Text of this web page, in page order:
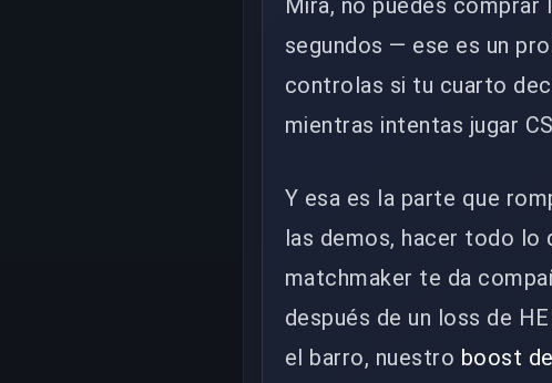
Mira, no puedes comprar
segundos — ese es un
controlas si tu cuarto
mientras intentas jugar
Y esa es la parte que
las demos, hacer todo lo
matchmaker te da
después de un loss de
el barro, nuestro boost